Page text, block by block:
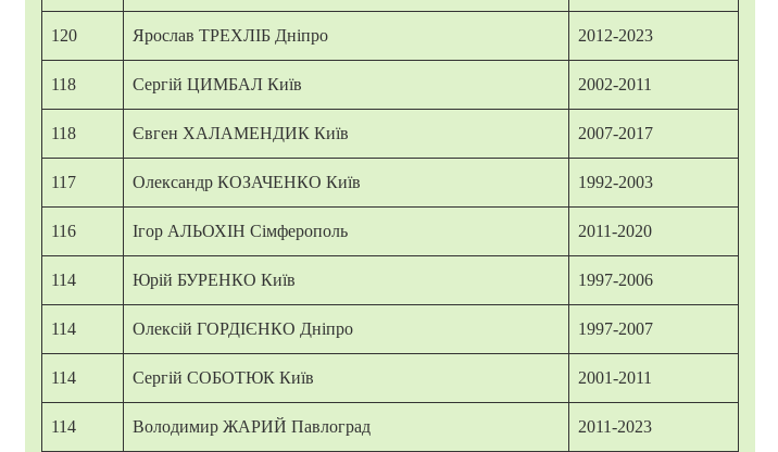
120 Ярослав ТРЕХЛІБ Дніпро 2012-2023
118 Сергій ЦИМБАЛ Київ 2002-2011
118 Євген ХАЛАМЕНДИК Київ 2007-2017
117 Олександр КОЗАЧЕНКО Київ 1992-2003
116 Ігор АЛЬОХІН Сімферополь 2011-2020
114 Юрій БУРЕНКО Київ 1997-2006
114 Олексій ГОРДІЄНКО Дніпро 1997-2007
114 Сергій СОБОТЮК Київ 2001-2011
114 Володимир ЖАРИЙ Павлоград 2011-2023